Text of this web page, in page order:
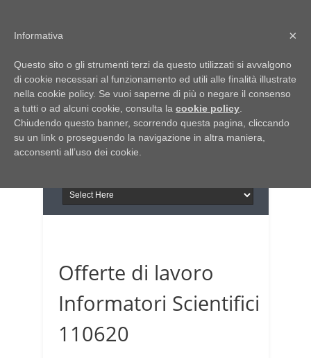
Italia Notizie
Giornale di Basilicata
Giornale di Puglia
INFORMAPUGLIA
Il portale n.1 del lavoro
in Puglia
Offerte di lavoro
Informatori Scientifici
110620
×
Informativa
Questo sito o gli strumenti terzi da questo utilizzati si avvalgono
di cookie necessari al funzionamento ed utili alle finalità illustrate
nella cookie policy. Se vuoi saperne di più o negare il consenso
a tutti o ad alcuni cookie, consulta la cookie policy
Chiudendo questo banner, scorrendo questa pagina, cliccando
su un link o proseguendo la navigazione in altra maniera,
acconsenti all’uso dei cookie.